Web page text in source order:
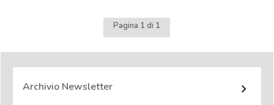
Pagina 1 di 1
Archivio Newsletter